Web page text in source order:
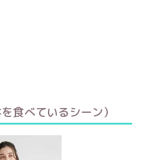
食べているシーン）